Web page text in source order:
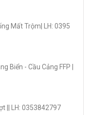
Mất Trộm| LH: 0395
Biển - Cầu Cảng FFP |
|| LH: 0353842797